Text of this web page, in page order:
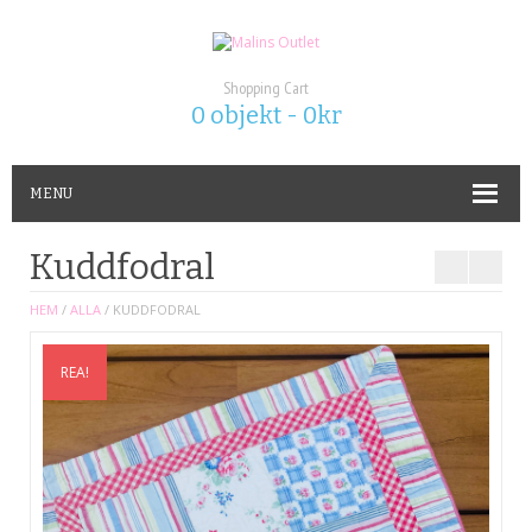
Shopping Cart
0 objekt - 0kr
MENU
Kuddfodral
HEM / ALLA / KUDDFODRAL
REA!